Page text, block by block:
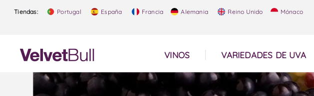
Tiendas: Portugal España Francia Alemania Reino Unido Mónaco
VINOS VARIEDADES DE UVA